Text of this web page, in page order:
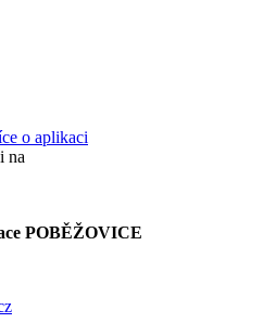
o aplikaci
na
POBĚŽOVICE